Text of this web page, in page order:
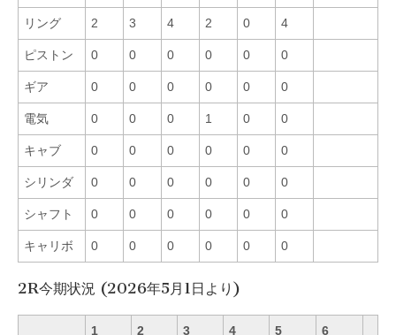
リング 2 3 4 2 0 4
ピストン 0 0 0 0 0 0
ギア 0 0 0 0 0 0
電気 0 0 0 1 0 0
キャブ 0 0 0 0 0 0
シリンダ 0 0 0 0 0 0
シャフト 0 0 0 0 0 0
キャリボ 0 0 0 0 0 0
2R今期状況 (2026年5月1日より)
1 2 3 4 5 6